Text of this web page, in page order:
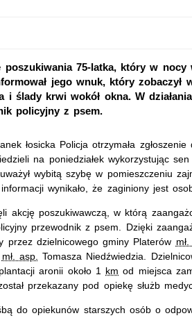
poszukiwania 75-latka, który w nocy
jego wnuk, który zobaczył
i ślady krwi wokół okna. W
policyjny z psem.
łosicka Policja otrzymała
na poniedziałek wykorzystując sen
wybitą szybę w pomieszczeniu
wynikało, że zaginiony jest
akcję poszukiwawczą, w którą
przewodnik z psem. Dzięki
przez dzielnicowego gminy Platerów
mł. asp. Tomasza Niedźwiedzia.
aronii około 1 km od miejsca
przekazany pod opiekę służb
do opiekunów starszych osób o